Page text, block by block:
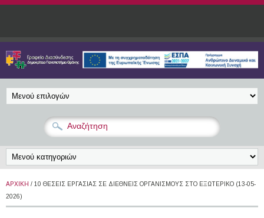
Παράκαμψη προς το κυρίως περιεχόμενο
ΑΡΧΙΚΉ / 10 ΘΈΣΕΙΣ ΕΡΓΑΣΊΑΣ ΣΕ ΔΙΕΘΝΕΊΣ ΟΡΓΑΝΙΣΜΟΎΣ ΣΤΟ ΕΞΩΤΕΡΙΚΌ (13-05-
2026)